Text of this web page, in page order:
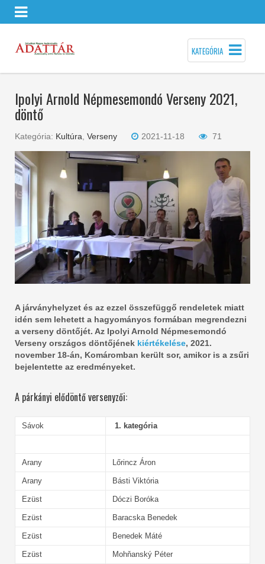
KATEGÓRIA
Ipolyi Arnold Népmesemondó Verseny 2021,
döntő
Kategória: Kultúra Verseny 2021-11-18 71
A járványhelyzet és az ezzel összefüggő rendeletek miatt
idén sem lehetett a hagyományos formában megrendezni
a verseny döntőjét. Az Ipolyi Arnold Népmesemondó
Verseny országos döntőjének kiértékelése, 2021.
november 18-án, Komáromban került sor, amikor is a zsűri
bejelentette az eredményeket.
A párkányi elődöntő versenyzői:
Sávok 1. kategória
Arany Lőrincz Áron
Arany Básti Viktória
Ezüst Dóczi Boróka
Ezüst Baracska Benedek
Ezüst Benedek Máté
Ezüst Mohňanský Péter